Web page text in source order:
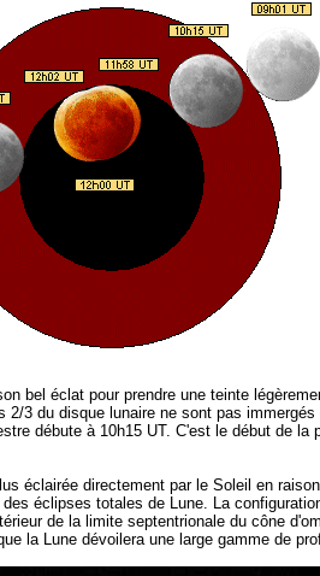
bel éclat pour prendre une teinte
3 du disque lunaire ne sont pas
débute à 10h15 UT. C'est le début de
éclairée directement par le Soleil en
éclipses totales de Lune. La
de la limite septentrionale du cône
la Lune dévoilera une large gamme de